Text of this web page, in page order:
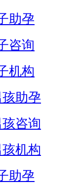
助孕
咨询
机构
助孕
咨询
机构
助孕